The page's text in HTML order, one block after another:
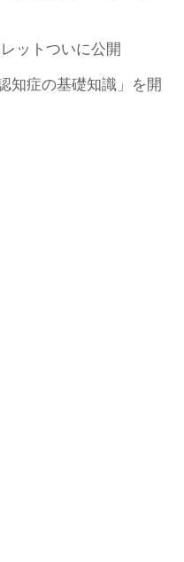
ットついに公開
知症の基礎知識」を開